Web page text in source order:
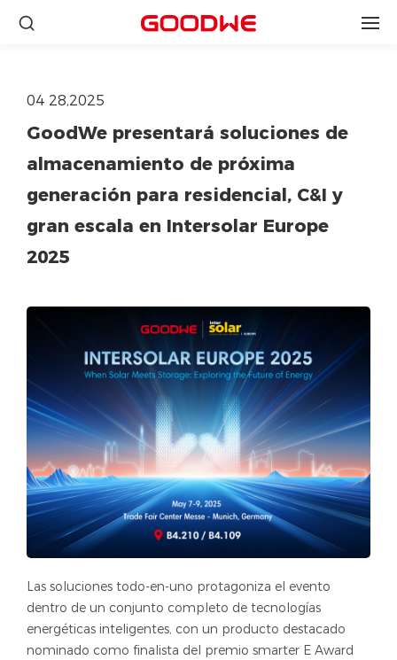
04 28,2025
GoodWe presentará soluciones de
almacenamiento de próxima
generación para residencial, C&I y
gran escala en Intersolar Europe
2025
Las soluciones todo-en-uno protagoniza el evento
dentro de un conjunto completo de tecnologías
energéticas inteligentes, con un producto destacado
nominado como finalista del premio smarter E Award